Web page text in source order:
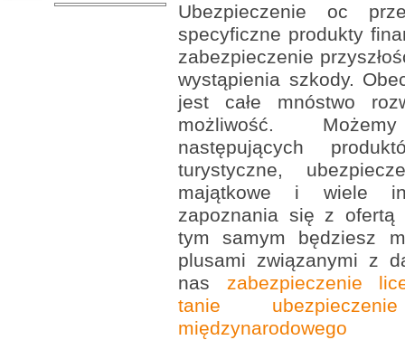
Ubezpieczenie oc
specyficzne produkty
zabezpieczenie
wystąpienia szkody.
jest całe mnóstwo
możliwość.
następujących
turystyczne,
majątkowe i wiele
zapoznania się z ofertą
tym samym będziesz
plusami związanymi z
nas zabezpieczenie
tanie
międzynarodowego